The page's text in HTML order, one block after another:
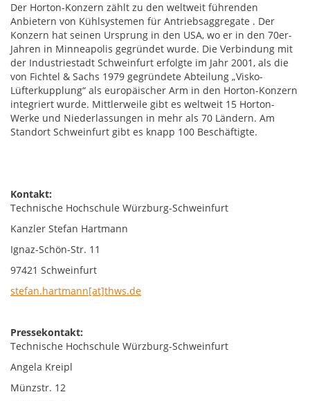
Der Horton-Konzern zählt zu den weltweit führenden
Anbietern von Kühlsystemen für Antriebsaggregate . Der
Konzern hat seinen Ursprung in den USA, wo er in den 70er-
Jahren in Minneapolis gegründet wurde. Die Verbindung mit
der Industriestadt Schweinfurt erfolgte im Jahr 2001, als die
von Fichtel & Sachs 1979 gegründete Abteilung „Visko-
Lüfterkupplung“ als europäischer Arm in den Horton-Konzern
integriert wurde. Mittlerweile gibt es weltweit 15 Horton-
Werke und Niederlassungen in mehr als 70 Ländern. Am
Standort Schweinfurt gibt es knapp 100 Beschäftigte.
Kontakt:
Technische Hochschule Würzburg-Schweinfurt
Kanzler Stefan Hartmann
Ignaz-Schön-Str. 11
97421 Schweinfurt
stefan.hartmann[at]thws.de
Pressekontakt:
Technische Hochschule Würzburg-Schweinfurt
Angela Kreipl
Münzstr. 12